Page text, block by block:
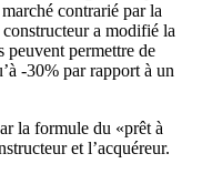
contrarié par la
a modifié la
peuvent permettre de
-30% par rapport à un
la formule du «prêt à
et l’acquéreur.